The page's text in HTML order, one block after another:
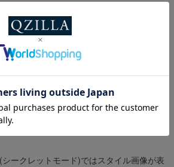
スタイル提案
合わせた、アウトドア感のある着こなし
せれば、抜け感のある夏らしいスタイル
どのアクティブなシーンにもおすすめ。
ークレットモード)ではスタイル画像が表